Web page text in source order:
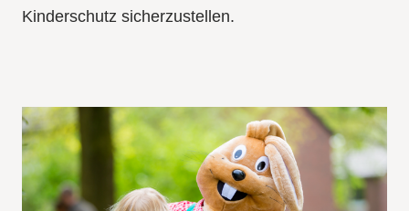
Kinderschutz sicherzustellen.